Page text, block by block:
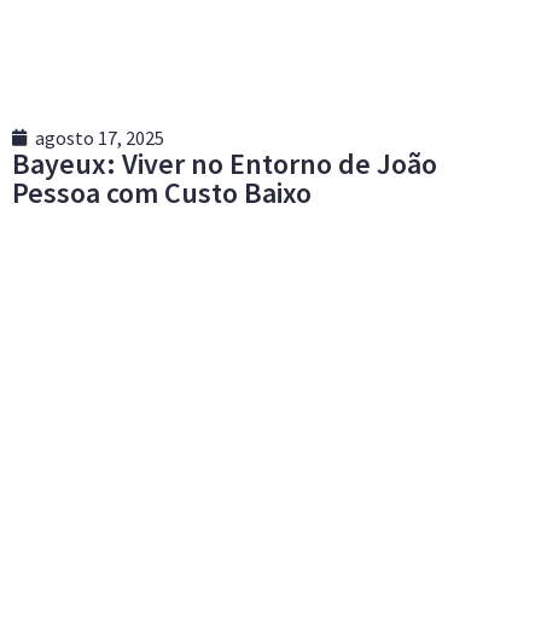
agosto 17, 2025
Bayeux: Viver no Entorno de João
Pessoa com Custo Baixo